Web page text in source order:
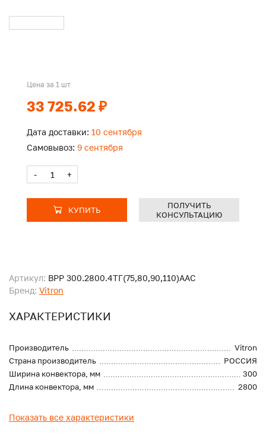
Артикул: ВРР 300.2800.4ТГ(75,80,90,110)ААС
Бренд: Vitron
ХАРАКТЕРИСТИКИ
Производитель
Vitron
Страна производитель
РОССИЯ
Ширина конвектора, мм
300
Длина конвектора, мм
2800
Показать все характеристики
Цена за 1 шт
33 725.62 ₽
Дата доставки: 10 сентября
Самовывоз: 9 сентября
- +
КУПИТЬ
ПОЛУЧИТЬ
КОНСУЛЬТАЦИЮ